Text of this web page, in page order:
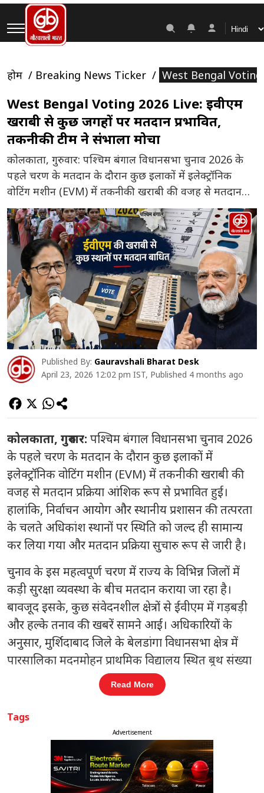
होम Breaking News Ticker West Bengal Voting
West Bengal Voting 2026 Live: ईवीएम
खराबी से कुछ जगहों पर मतदान प्रभावित,
तकनीकी टीम ने संभाला मोर्चा
कोलकाता, गुरुवार: पश्चिम बंगाल विधानसभा चुनाव 2026 के
पहले चरण के मतदान के दौरान कुछ इलाकों में इलेक्ट्रॉनिक
वोटिंग मशीन (EVM) में तकनीकी खराबी की वजह से मतदान
प्रक्रिया आंशिक रूप से प्रभावित हुई। हालांकि, निर्वाचन आयोग
और स्थानीय प्रशासन की तत्परता के चलते अधिकांश स्थानों पर
स्थिति को जल्द ही सामान्य कर लिया गया […]
Published By: Gauravshali Bharat Desk
April 23, 2026 12:02 pm IST, Published 4 months ago
कोलकाता, गुरुवार: पश्चिम बंगाल विधानसभा चुनाव 2026
के पहले चरण के मतदान के दौरान कुछ इलाकों में
इलेक्ट्रॉनिक वोटिंग मशीन (EVM) में तकनीकी खराबी की
वजह से मतदान प्रक्रिया आंशिक रूप से प्रभावित हुई।
हालांकि, निर्वाचन आयोग और स्थानीय प्रशासन की तत्परता
के चलते अधिकांश स्थानों पर स्थिति को जल्द ही सामान्य
कर लिया गया और मतदान प्रक्रिया सुचारु रूप से जारी है।
चुनाव के इस महत्वपूर्ण चरण में राज्य के विभिन्न जिलों में
कड़ी सुरक्षा व्यवस्था के बीच मतदान कराया जा रहा है।
बावजूद इसके, कुछ संवेदनशील क्षेत्रों से ईवीएम में गड़बड़ी
और हल्के तनाव की खबरें सामने आईं। अधिकारियों के
अनुसार, मुर्शिदाबाद जिले के बेलडांगा विधानसभा क्षेत्र में
पारसालिका मदनमोहन प्राथमिक विद्यालय स्थित बूथ संख्या
156 पर ईवीएम में खराबी दर्ज की गई, जिसके चलते
मतदान को कुछ समय के लिए रोकना पड़ा।
संबंधित खबरें
लोक कल्याण मार्ग पर सियासी हलचल:
केंद्रीय मंत्री जितेंद्र सिंह ने राहुल गांधी से की
मुलाकात
Read More
Tags
Advertisement